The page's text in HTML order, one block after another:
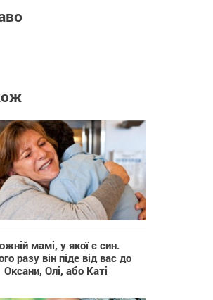
мамі, у якої є син.
разу він піде від вас до
Оксани, Олі, або Каті